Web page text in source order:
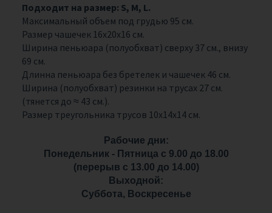
Подходит на размер: S, M, L.
Максимальный объем под грудью 95 см.
Размер чашечек 16х20х16 см.
Ширина пеньюара (полуобхват) сверху 37 см., внизу
69 см.
Длинна пеньюара без бретелек и чашечек 46 см.
Ширина (полуобхват) резинки на трусах 27 см.
(тянется до ≈ 43 см.).
Размер треугольника трусов 10х14х14 см.
Рабочие дни:
Понедельник - Пятница с 9.00 до 18.00
(перерыв с 13.00 до 14.00)
Выходной:
Суббота, Воскресенье